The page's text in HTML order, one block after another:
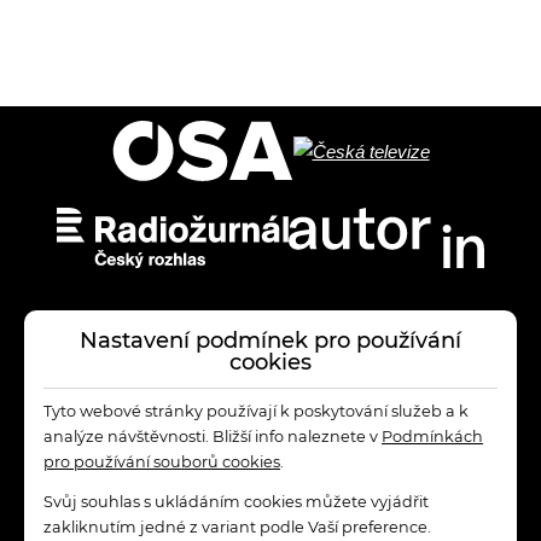
Nastavení podmínek pro používání
cookies
Tyto webové stránky používají k poskytování služeb a k
analýze návštěvnosti. Bližší info naleznete v Podmínkách
pro používání souborů cookies
Svůj souhlas s ukládáním cookies můžete vyjádřit
zakliknutím jedné z variant podle Vaší preference.